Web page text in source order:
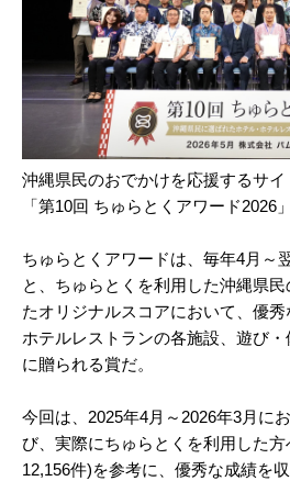
沖縄県民のおでかけを応援するサイ
「第10回 ちゅらとくアワード2026
ちゅらとくアワードは、毎年4月～
と、ちゅらとくを利用した沖縄県
たオリジナルスコアにおいて、優
ホテルレストランの各施設、遊び
に贈られる賞だ。
今回は、2025年4月～2026年3月に
び、実際にちゅらとくを利用した
12,156件)を参考に、優秀な成績を